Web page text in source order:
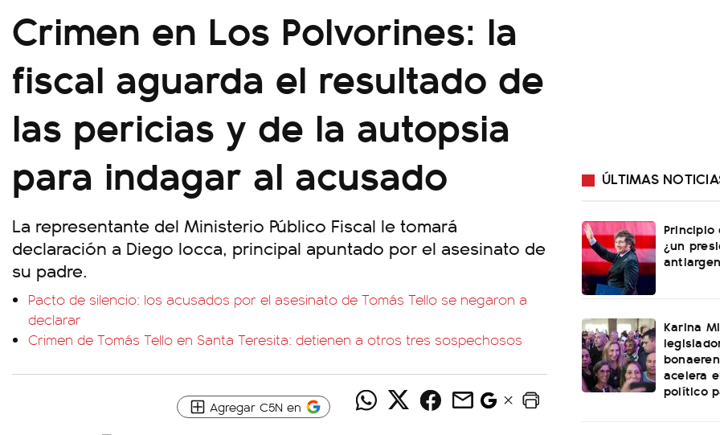
Crimen en Los Polvorines: la
fiscal aguarda el resultado de
las pericias y de la autopsia
para indagar al acusado
La representante del Ministerio Público Fiscal le tomará
declaración a Diego Iocca, principal apuntado por el asesinato de
su padre.
Pacto de silencio: los acusados por el asesinato de Tomás Tello se negaron a
declarar
Crimen de Tomás Tello en Santa Teresita: detienen a otros tres sospechosos
Agregar C5N en
ÚLTIMAS
Principio
¿un
Karina
acelera
político